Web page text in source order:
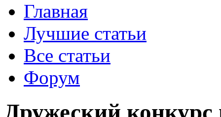
Главная
Лучшие статьи
Все статьи
Форум